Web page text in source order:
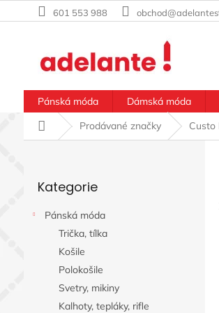
na
601 553 988
Pánská móda Dámská móda
Domů
Prodávané značky Custo
kategorie
Kategorie
Pánská móda
Trička, tílka
Košile
Polokošile
Svetry, mikiny
Kalhoty, tepláky, rifle